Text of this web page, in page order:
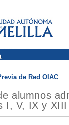
de Red OIAC
alumnos
I, V, IX y XIII